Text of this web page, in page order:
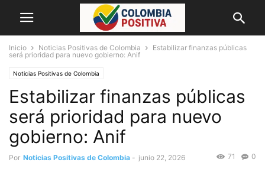
Inicio Noticias Positivas de Colombia
Estabilizar finanzas públicas
será prioridad para nuevo gobierno: Anif
Noticias Positivas de Colombia
Estabilizar finanzas públicas
será prioridad para nuevo
gobierno: Anif
Por Noticias Positivas de Colombia - junio 22, 2026 0
71